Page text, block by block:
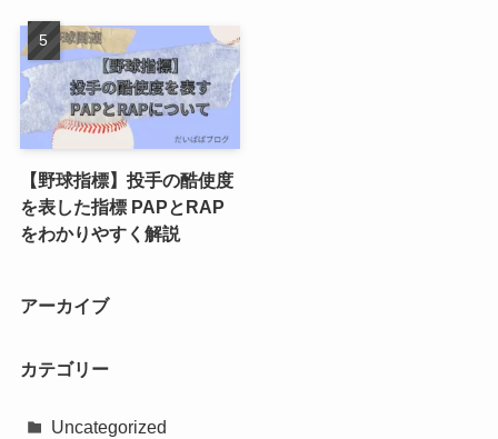
【野球指標】投手の酷使度
を表した指標 PAPとRAP
をわかりやすく解説
アーカイブ
カテゴリー
Uncategorized